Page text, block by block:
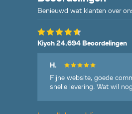
Benieuwd wat klanten over
Kiyoh 24.694 Beoordelingen
H.
Fijne website, goede
snelle levering. Wat wil